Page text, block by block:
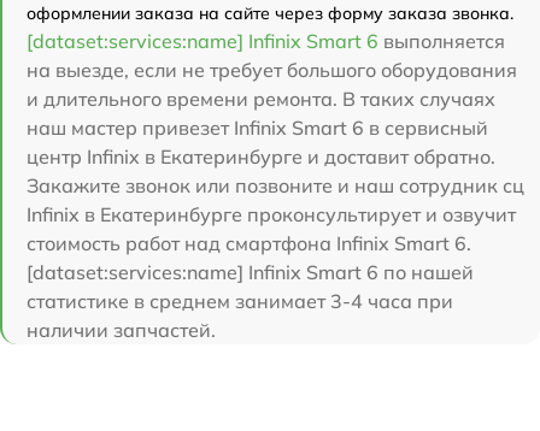
оформлении заказа на сайте через форму заказа звонка.
[dataset:services:name] Infinix Smart 6 выполняется
на выезде, если не требует большого оборудования
и длительного времени ремонта. В таких случаях
наш мастер привезет Infinix Smart 6 в сервисный
центр Infinix в Екатеринбурге и доставит обратно.
Закажите звонок или позвоните и наш сотрудник сц
Infinix в Екатеринбурге проконсультирует и озвучит
стоимость работ над смартфона Infinix Smart 6.
[dataset:services:name] Infinix Smart 6 по нашей
статистике в среднем занимает 3-4 часа при
наличии запчастей.